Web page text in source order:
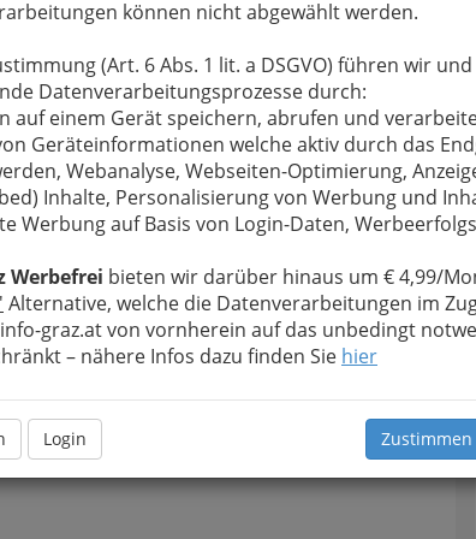
können nicht abgewählt werden.
(Art. 6 Abs. 1 lit. a DSGVO) führen wir
Datenverarbeitungsprozesse durch:
auf einem Gerät speichern, abrufen und
Geräteinformationen welche aktiv durch das
Webanalyse, Webseiten-Optimierung,
Inhalte, Personalisierung von Werbung und
Werbung auf Basis von Login-Daten,
Werbefrei bieten wir darüber hinaus um € 4,99/
Alternative, welche die Datenverarbeitungen im
graz.at von vornherein auf das unbedingt
– nähere Infos dazu finden Sie hier
Login